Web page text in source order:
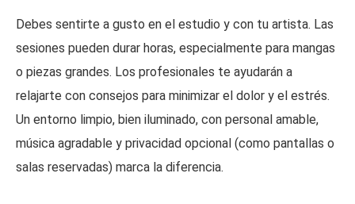
Debes sentirte a gusto en el estudio y con tu artista. Las
sesiones pueden durar horas, especialmente para mangas
o piezas grandes. Los profesionales te ayudarán a
relajarte con consejos para minimizar el dolor y el estrés.
Un entorno limpio, bien iluminado, con personal amable,
música agradable y privacidad opcional (como pantallas o
salas reservadas) marca la diferencia.